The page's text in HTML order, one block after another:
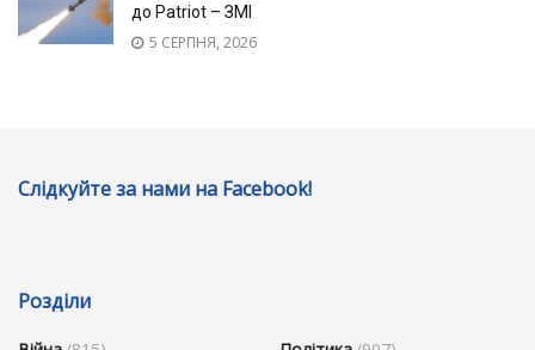
до Patriot – ЗМІ
5 СЕРПНЯ, 2026
Слідкуйте за нами на Facebook!
Розділи